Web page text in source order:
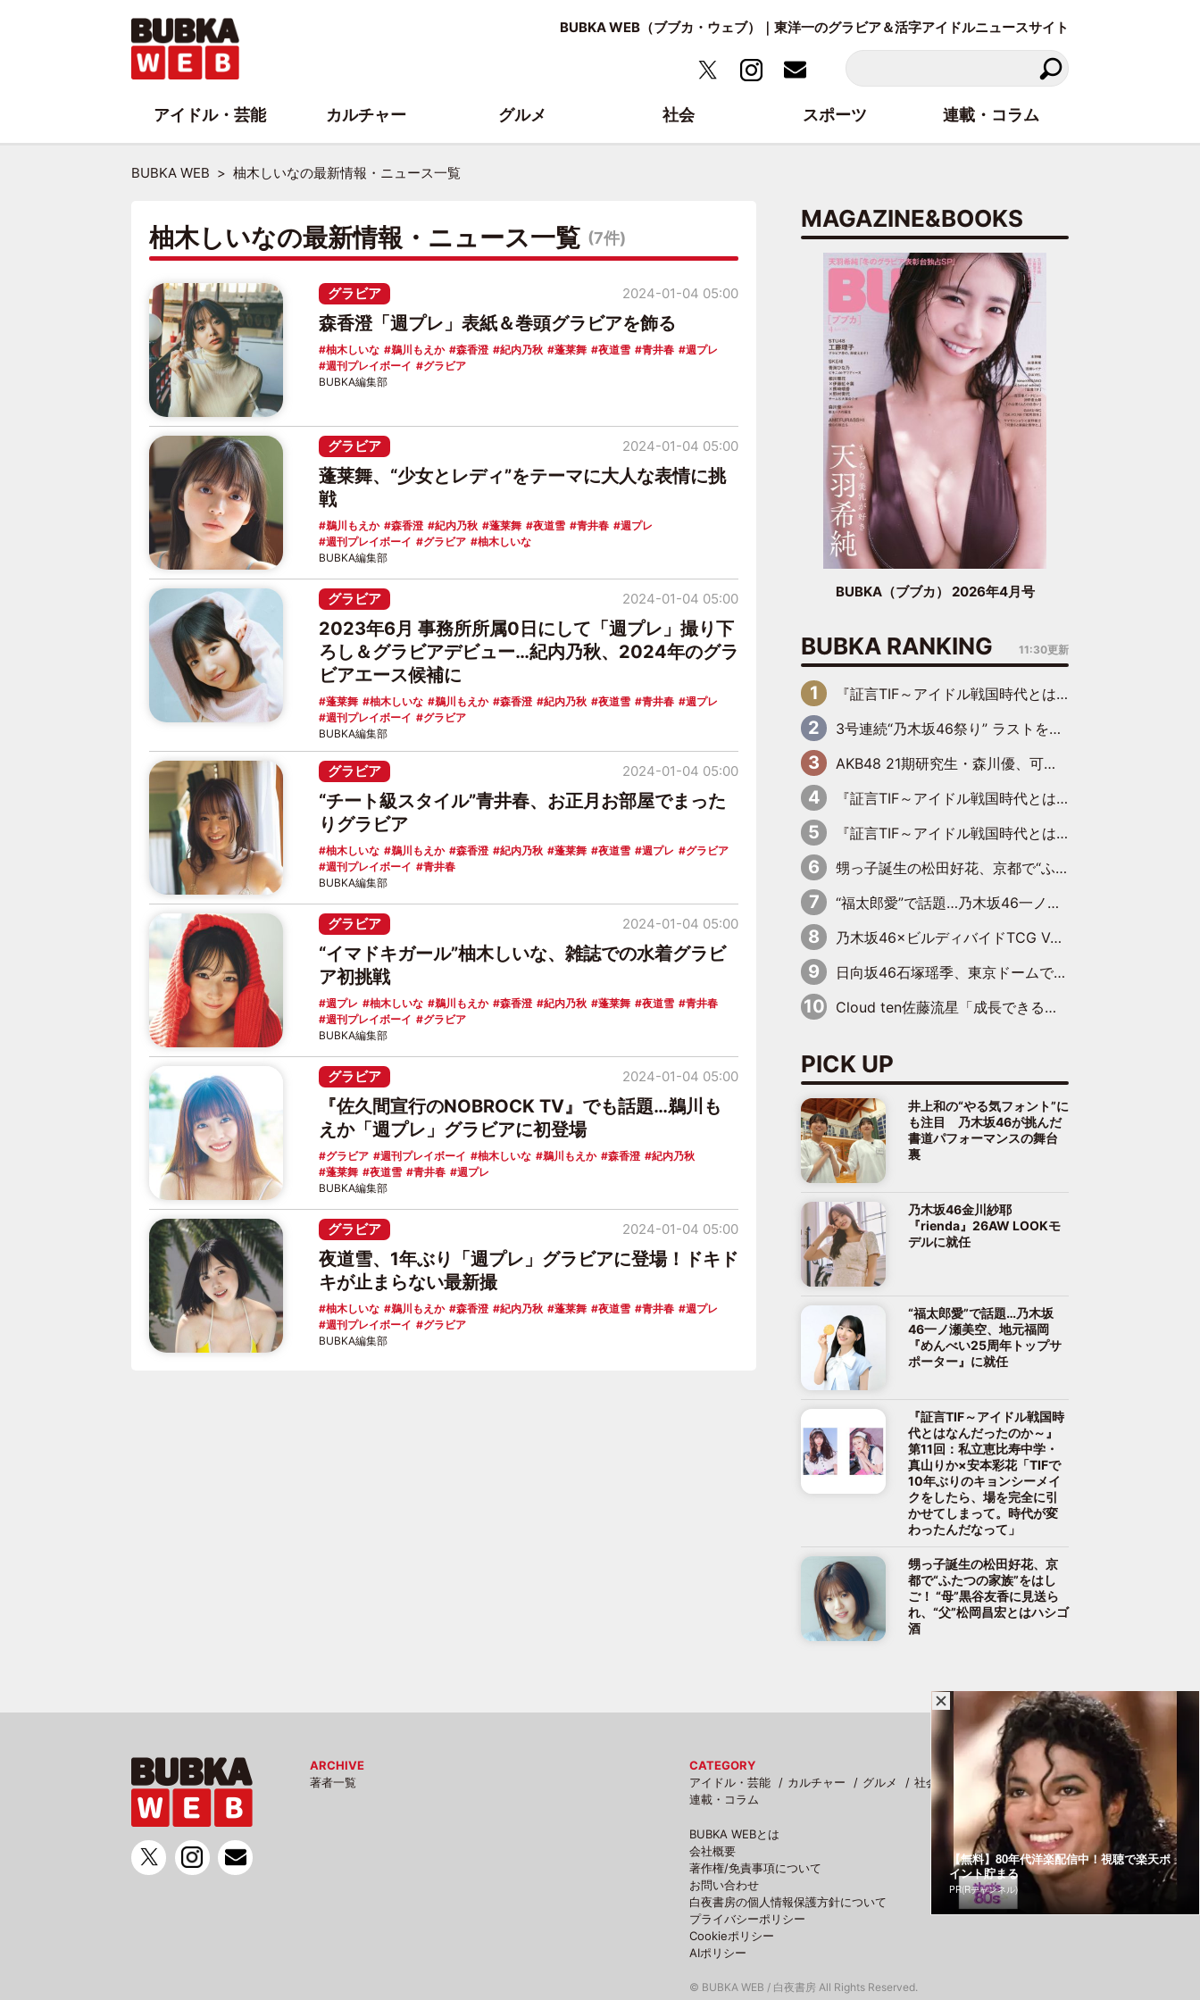
BUBKA WEB（ブブカ・ウェブ）｜東洋一のグラビア＆活字アイドルニュースサイト
BUBKA WEB 柚木しいなの最新情報・ニュース一覧
柚木しいなの最新情報・ニュース一覧 (7件)
グラビア
森香澄「週プレ」表紙＆巻頭グラビアを飾る
柚木しいな 鵜川もえか 森香澄 紀内乃秋 蓬莱舞 夜道雪 青井春
週プレ
週刊プレイボーイ
グラビア
2024-01-04 05:00
BUBKA編集部
グラビア
蓬莱舞、“少女とレディ”をテーマに大人な表情に挑
戦
鵜川もえか 森香澄 紀内乃秋 蓬莱舞 夜道雪 青井春
週プレ
週刊プレイボーイ
グラビア 柚木しいな
2024-01-04 05:00
BUBKA編集部
グラビア
2023年6月 事務所所属0日にして「週プレ」撮り下
ろし＆グラビアデビュー…紀内乃秋、2024年のグラ
ビアエース候補に
蓬莱舞 柚木しいな 鵜川もえか 森香澄 紀内乃秋 夜道雪 青井春
週プレ
週刊プレイボーイ
グラビア
2024-01-04 05:00
BUBKA編集部
グラビア
“チート級スタイル”青井春、お正月お部屋でまった
りグラビア
柚木しいな 鵜川もえか 森香澄 紀内乃秋 蓬莱舞 夜道雪 週プレ
グラビア
週刊プレイボーイ
青井春
2024-01-04 05:00
BUBKA編集部
グラビア
“イマドキガール”柚木しいな、雑誌での水着グラビ
ア初挑戦
週プレ 柚木しいな 鵜川もえか 森香澄 紀内乃秋 蓬莱舞 夜道雪
青井春
週刊プレイボーイ
グラビア
2024-01-04 05:00
BUBKA編集部
グラビア
『佐久間宣行のNOBROCK TV』でも話題…鵜川も
えか「週プレ」グラビアに初登場
グラビア 週刊プレイボーイ 柚木しいな 鵜川もえか 森香澄
紀内乃秋
蓬莱舞
夜道雪 青井春 週プレ
2024-01-04 05:00
BUBKA編集部
グラビア
夜道雪、1年ぶり「週プレ」グラビアに登場！ドキド
キが止まらない最新撮
柚木しいな 鵜川もえか 森香澄 紀内乃秋 蓬莱舞 夜道雪 青井春
週プレ
週刊プレイボーイ
グラビア
2024-01-04 05:00
BUBKA編集部
MAGAZINE&BOOKS
BUBKA（ブブカ） 2026年4月号
BUBKA RANKING 11:30更新
『証言TIF～アイドル戦国時代とはなんだったのか～』第6回：でんぱ組.inc・古川未鈴×相沢梨紗「『ハロプロやりたかったな』って言ったら、夢眠ねむさんに『てめえはでんぱ組．incなんだよ！』って肩パンされて(笑)」
3号連続“乃木坂46祭り” ラストを飾るのは賀喜遥香…5年ぶりの登場に「5年分大人になった私を見ていただけたら」
AKB48 21期研究生・森川優、可愛さもある大人の女性に
『証言TIF～アイドル戦国時代とはなんだったのか～』第11回：私立恵比寿中学・真山りか×安本彩花「TIFで10年ぶりのキョンシーメイクをしたら、場を完全に引かせてしまって。時代が変わったんだなって」
『証言TIF～アイドル戦国時代とはなんだったのか～』第10回：さくら学院・武藤彩未×飯田らうら「正直、中3で辞めるというのを信じてなくて。そう言われてはいたけど、嘘でしょって」
甥っ子誕生の松田好花、京都で“ふたつの家族”をはしご！ “母”黒谷友香に見送られ、“父”松岡昌宏とはハシゴ酒
“福太郎愛”で話題…乃木坂46一ノ瀬美空、地元福岡『めんべい25周年トップサポーター』に就任
乃木坂46×ビルディバイドTCG Vol.2公開 賀喜遥香＆田村真佑が『京まふ』ステージに登壇
日向坂46石塚瑶季、東京ドームで“観戦バレ”！ ナイツ・塙も認めた「巨人に詳しすぎるアイドル」は元VENUSスクール生で杉内コーチ推し⁉
Cloud ten佐藤流星「成長できる余地がたくさん」、本田高優「何度見ても飽きない公演に」
PICK UP
井上和の“やる気フォント”に
も注目 乃木坂46が挑んだ
書道パフォーマンスの舞台
裏
乃木坂46金川紗耶
『rienda』26AW LOOKモ
デルに就任
“福太郎愛”で話題…乃木坂
46一ノ瀬美空、地元福岡
『めんべい25周年トップサ
ポーター』に就任
『証言TIF～アイドル戦国時
代とはなんだったのか～』
第11回：私立恵比寿中学・
真山りか×安本彩花「TIFで
10年ぶりのキョンシーメイ
クをしたら、場を完全に引
かせてしまって。時代が変
わったんだなって」
甥っ子誕生の松田好花、京
都で“ふたつの家族”をはし
ご！ “母”黒谷友香に見送ら
れ、“父”松岡昌宏とはハシゴ
酒
ARCHIVE
著者一覧
CATEGORY
アイドル・芸能
カルチャー グルメ 社会
スポーツ
連載・コラム
BUBKA WEBとは
会社概要
著作権/免責事項について
お問い合わせ
白夜書房の個人情報保護方針について
プライバシーポリシー
Cookieポリシー
AIポリシー
© BUBKA WEB / 白夜書房 All Rights Reserved.
アイドル・芸能 カルチャー グルメ 社会 スポーツ 連載・コラム
【無料】80年代洋楽配信中！視聴で楽天ポ
イント貯まる
PR(Rチャンネル)